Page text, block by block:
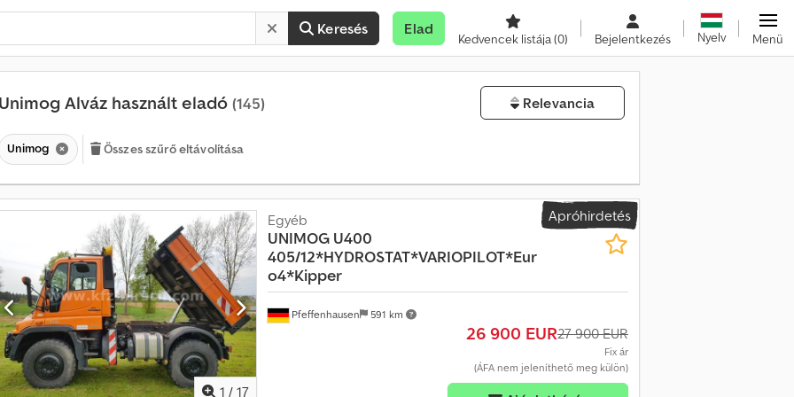
Keresés Elad
Kedvencek listája(0) Bejelentkezés Nyelv Menü
Unimog Alváz használt eladó (145) Relevancia
Unimog Összes szűrő eltávolítása
Apróhirdetés
1 / 17
Pfeffenhausen 591 km
Egyéb
UNIMOG U400
405/12*HYDROSTAT*VARIOPILOT*Eur
o4*Kipper
26 900 EUR27 900 EUR
Fix ár
(ÁFA nem jeleníthető meg külön)
H
a